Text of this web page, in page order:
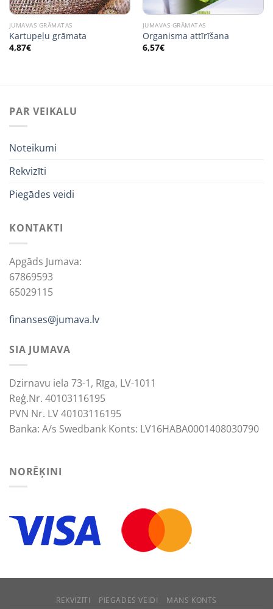
JUMAVAS GRĀMATAS
Kartupeļu grāmata
4,87€
JUMAVAS GRĀMATAS
Organisma attīrīšana
6,57€
PAR VEIKALU
Noteikumi
Rekvizīti
Piegādes veidi
KONTAKTI
Apgāds Jumava:
67869593
65029115
finanses@jumava.lv
SIA JUMAVA
Dzirnavu iela 73-1, Rīga, LV-1011
Reģ.Nr. 40103116195
PVN Nr. LV 40103116195
Banka: A/s Swedbank Konts: LV16HABA0001408030790
NORĒĶINI
REKVIZĪTI PIEGĀDES VEIDI MANS KONTS